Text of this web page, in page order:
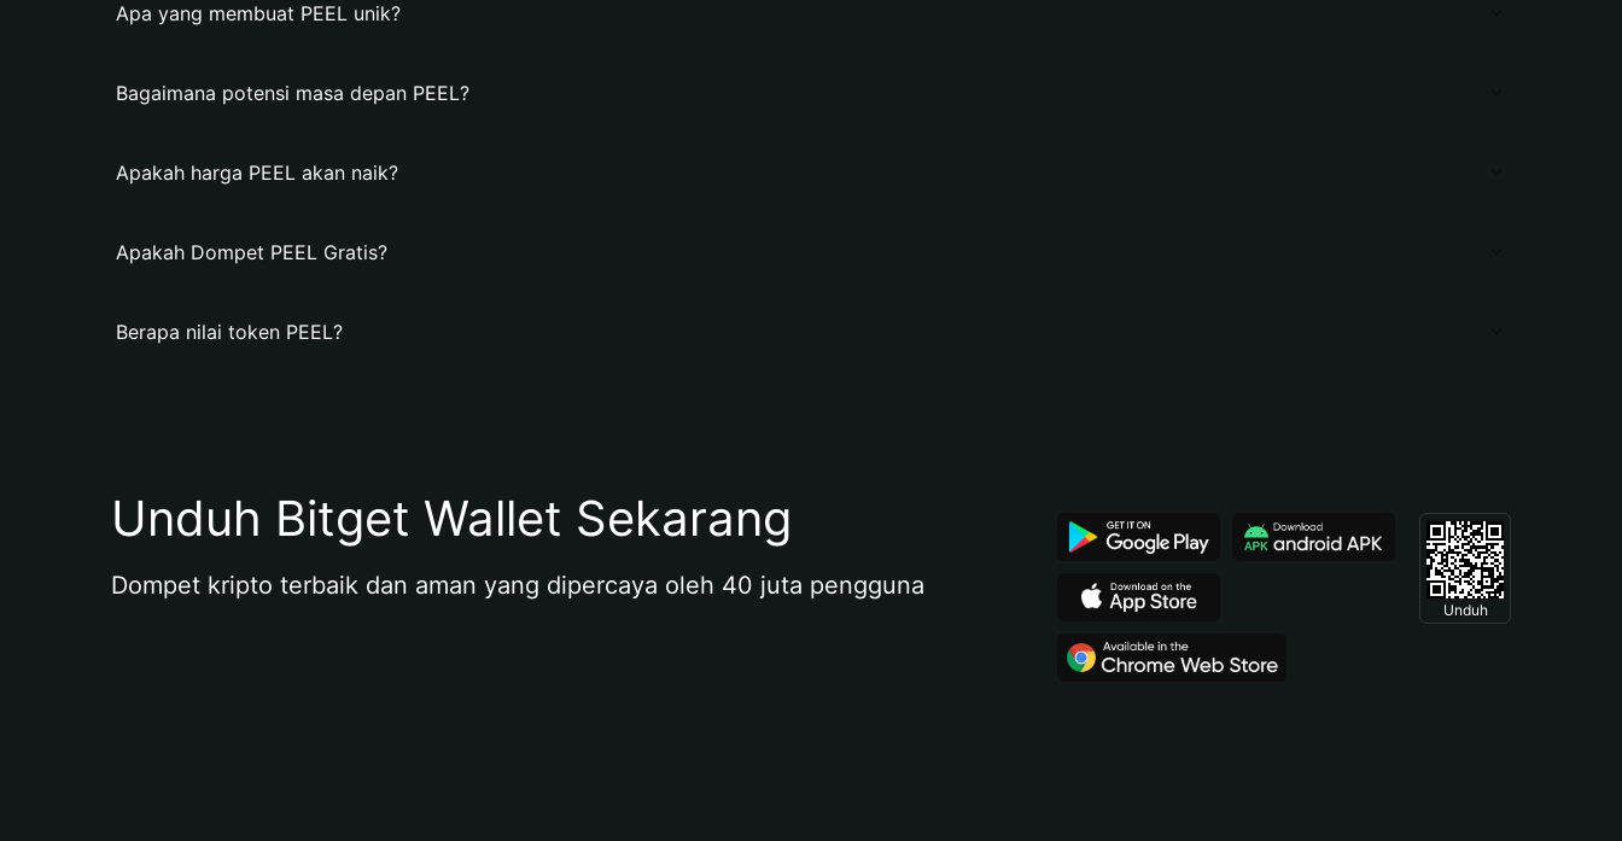
Apa yang membuat PEEL unik?
Bagaimana potensi masa depan PEEL?
Apakah harga PEEL akan naik?
Apakah Dompet PEEL Gratis?
Berapa nilai token PEEL?
Unduh Bitget Wallet Sekarang
Dompet kripto terbaik dan aman yang dipercaya oleh 40 juta pengguna
Unduh